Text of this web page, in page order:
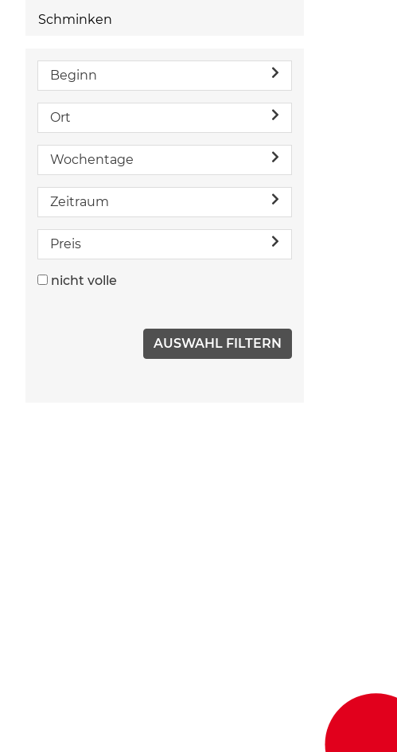
Schminken
Beginn
Ort
Wochentage
Zeitraum
Preis
nicht volle